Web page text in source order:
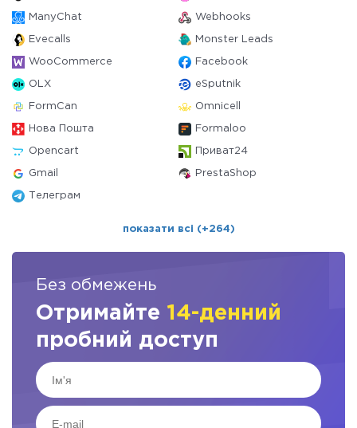
ManyChat Webhooks
Evecalls Monster Leads
WooCommerce Facebook
OLX eSputnik
FormCan Omnicell
Нова Пошта Formaloo
Opencart Приват24
Gmail PrestaShop
Телеграм
показати всі (+264)
Без обмежень
Отримайте 14-денний
пробний доступ